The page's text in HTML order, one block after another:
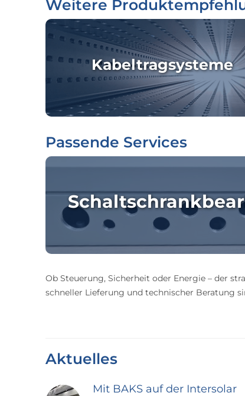
Weitere
Kabeltragsysteme
Passende Services
Ob Steuerung, Sicherheit oder Energie – der
schneller Lieferung und technischer Beratung
Aktuelles
Mit BAKS auf der Intersolar